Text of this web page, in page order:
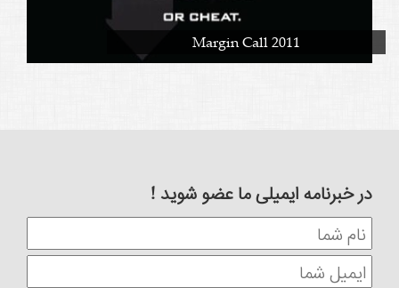
Margin Call 2011
در خبرنامه ایمیلی ما عضو شوید !